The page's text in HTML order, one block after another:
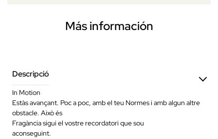
Más información
Descripció
In Motion
Estàs avançant. Poc a poc, amb el teu Normes i amb algun altre
obstacle. Això és
Fragància sigui el vostre recordatori que sou
aconseguint.